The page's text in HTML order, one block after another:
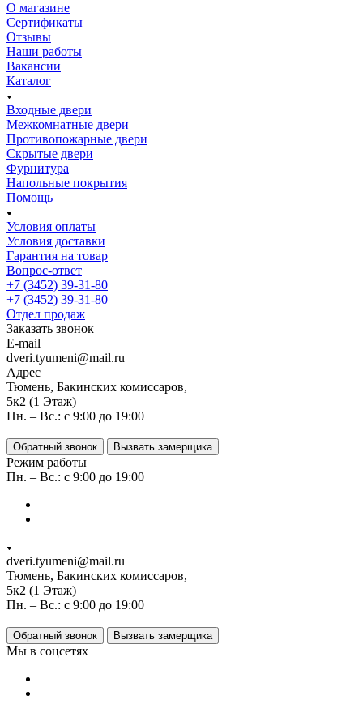
О магазине
Сертификаты
Отзывы
Наши работы
Вакансии
Каталог
Входные двери
Межкомнатные двери
Противопожарные двери
Скрытые двери
Фурнитура
Напольные покрытия
Помощь
Условия оплаты
Условия доставки
Гарантия на товар
Вопрос-ответ
+7 (3452) 39-31-80
+7 (3452) 39-31-80
Отдел продаж
Заказать звонок
E-mail
dveri.tyumeni@mail.ru
Адрес
Тюмень, Бакинских комиссаров,
5к2 (1 Этаж)
Пн. – Вс.: с 9:00 до 19:00
Обратный звонок Вызвать замерщика
Режим работы
Пн. – Вс.: с 9:00 до 19:00
dveri.tyumeni@mail.ru
Тюмень, Бакинских комиссаров,
5к2 (1 Этаж)
Пн. – Вс.: с 9:00 до 19:00
Обратный звонок Вызвать замерщика
Мы в соцсетях